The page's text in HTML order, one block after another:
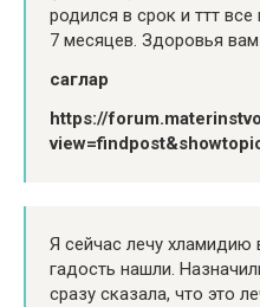
родился в срок и ттт
7 месяцев. Здоровья
саглар
https://
Я сейчас лечу хламидию
гадость нашли.
сразу сказала, что это